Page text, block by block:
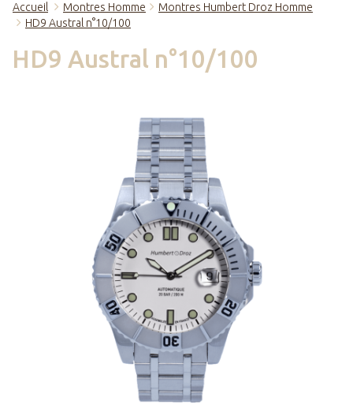
Accueil Montres Homme
Montres Humbert Droz Homme
HD9 Austral n°10/100
HD9 Austral n°10/100